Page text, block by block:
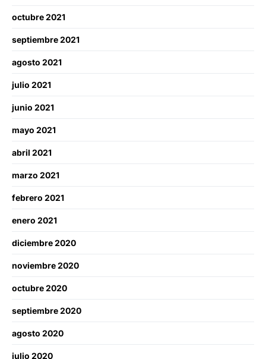
octubre 2021
septiembre 2021
agosto 2021
julio 2021
junio 2021
mayo 2021
abril 2021
marzo 2021
febrero 2021
enero 2021
diciembre 2020
noviembre 2020
octubre 2020
septiembre 2020
agosto 2020
julio 2020